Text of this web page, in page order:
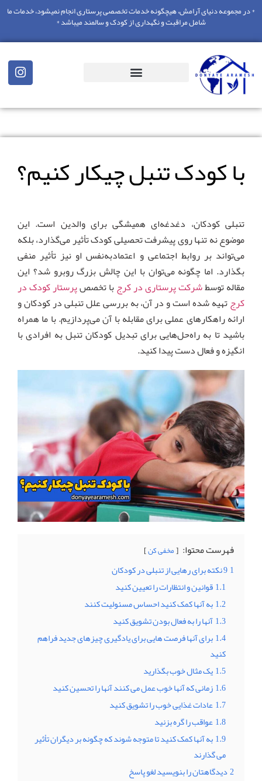
* در مجموعه دنیای آرامش، هیچگونه خدمات تخصصی پرستاری انجام نمیشود، خدمات ما
شامل مراقبت و نگهداری از کودک و سالمند میباشد *
با کودک تنبل چیکار کنیم؟
تنبلی کودکان، دغدغه‌ای همیشگی برای والدین است. این
موضوع نه تنها روی پیشرفت تحصیلی کودک تأثیر می‌گذارد، بلکه
می‌تواند بر روابط اجتماعی و اعتمادبه‌نفس او نیز تأثیر منفی
بگذارد. اما چگونه می‌توان با این چالش بزرگ روبرو شد؟ این
مقاله توسطشرکت پرستاری در کرجبا تخصصپرستار کودک در
کرجتهیه شده است و در آن، به بررسی علل تنبلی در کودکان و
ارائه راهکارهای عملی برای مقابله با آن می‌پردازیم. با ما همراه
باشید تا به راه‌حل‌هایی برای تبدیل کودکان تنبل به افرادی با
انگیزه و فعال دست پیدا کنید.
فهرست محتوا: مخفی کن
19 نکته برای رهایی از تنبلی در کودکان
1.1قوانین و انتظارات را تعیین کنید
1.2به آنها کمک کنید احساس مسئولیت کنند
1.3آنها را به فعال بودن تشویق کنید
1.4برای آنها فرصت هایی برای یادگیری چیزهای جدید فراهم
کنید
1.5یک مثال خوب بگذارید
1.6زمانی که آنها خوب عمل می کنند آنها را تحسین کنید
1.7عادات غذایی خوب را تشویق کنید
1.8عواقب را گره بزنید
1.9به آنها کمک کنید تا متوجه شوند که چگونه بر دیگران تأثیر
می گذارند
2دیدگاهتان را بنویسید لغو پاسخ